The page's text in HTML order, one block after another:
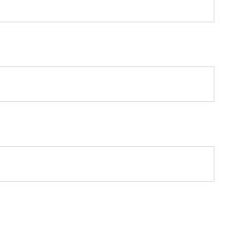
alle informazioni
in base a informazioni
e
errori, Erogare
e contenuto,